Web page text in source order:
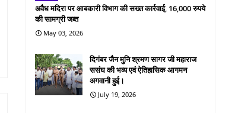
अवैध मदिरा पर आबकारी विभाग की सख्त कार्रवाई, 16,000 रुपये
की सामग्री जब्त
May 03, 2026
दिगंबर जैन मुनि श्रमण सागर जी महाराज
ससंघ की भव्य एवं ऐतिहासिक आगमन
अगवानी हुई।
July 19, 2026